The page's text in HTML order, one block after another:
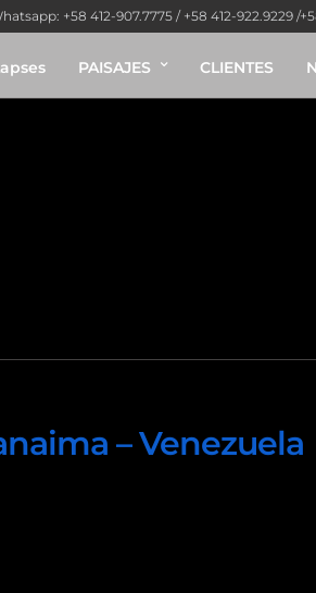
+58 412-907.7775 / +58 412-922.9229 /
PAISAJES CLIENTES
– Venezuela